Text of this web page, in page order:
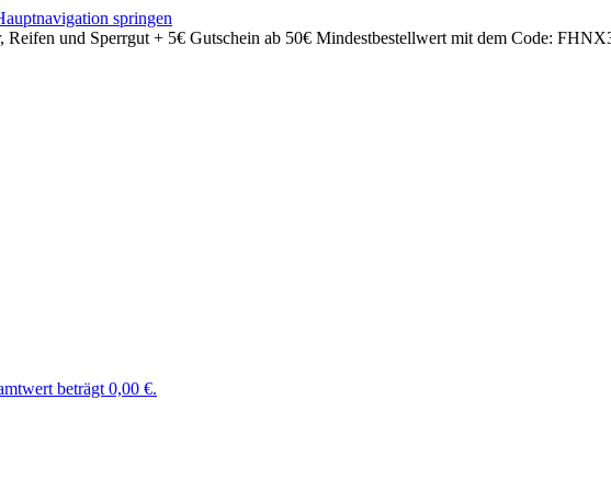
springen
und Sperrgut + 5€ Gutschein ab 50€ Mindestbestellwert mit dem Code:
beträgt 0,00 €.